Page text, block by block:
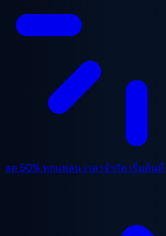
ลด 50% ทุกแพลน เวลาจำกัด เริ่มต้นที่